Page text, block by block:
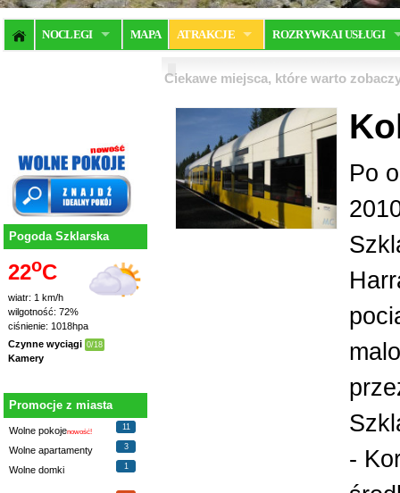
NOCLEGI MAPA ATRAKCJE ROZRYWKA I USŁUGI
Pogoda Szklarska
22oC
wiatr: 1 km/h
wilgotność: 72%
ciśnienie: 1018hpa
Czynne wyciągi 0/18
Kamery
Promocje z miasta
Wolne pokojenowość!
11
Wolne apartamenty 3
Wolne domki 1
Ciekawe miejsca, które warto
Po
-